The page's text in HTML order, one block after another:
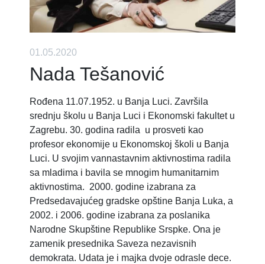
01.05.2020
Nada Tešanović
Rođena 11.07.1952. u Banja Luci. Završila
srednju školu u Banja Luci i Ekonomski fakultet u
Zagrebu. 30. godina radila u prosveti kao
profesor ekonomije u Ekonomskoj školi u Banja
Luci. U svojim vannastavnim aktivnostima radila
sa mladima i bavila se mnogim humanitarnim
aktivnostima. 2000. godine izabrana za
Predsedavajućeg gradske opštine Banja Luka, a
2002. i 2006. godine izabrana za poslanika
Narodne Skupštine Republike Srspke. Ona je
zamenik presednika Saveza nezavisnih
demokrata. Udata je i majka dvoje odrasle dece.